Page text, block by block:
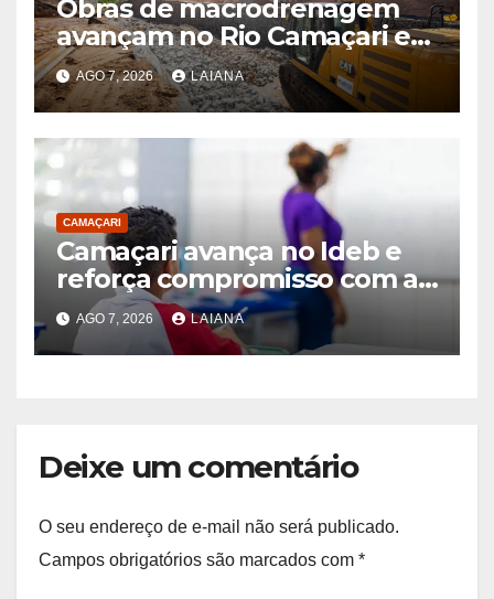
Obras de macrodrenagem
avançam no Rio Camaçari e
no Riacho da Lama Preta
AGO 7, 2026 LAIANA
CAMAÇARI
Camaçari avança no Ideb e
reforça compromisso com a
aprendizagem na rede
municipal de ensino
AGO 7, 2026 LAIANA
Deixe um comentário
O seu endereço de e-mail não será publicado.
Campos obrigatórios são marcados com *